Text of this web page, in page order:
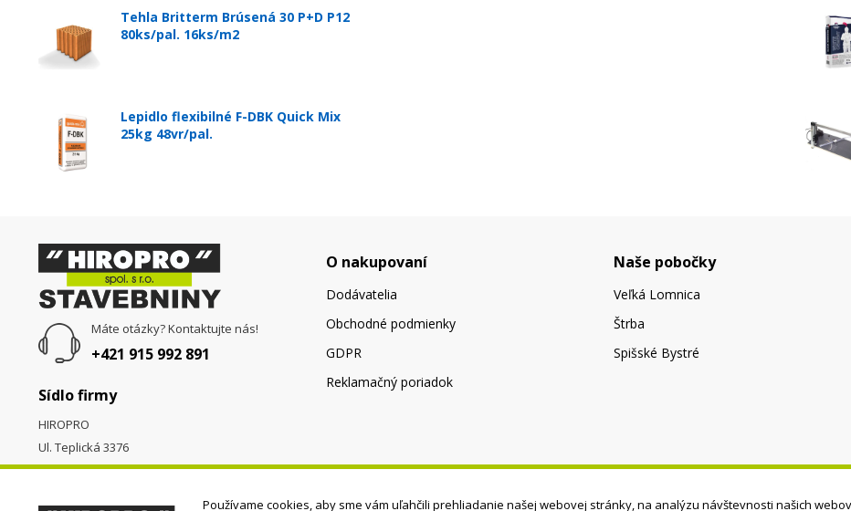
Tehla Britterm Brúsená 30 P+D P12
80ks/pal. 16ks/m2
Lepidlo flexibilné F-DBK Quick Mix
25kg 48vr/pal.
Máte otázky? Kontaktujte nás!
+421 915 992 891
Sídlo firmy
HIROPRO
Ul. Teplická 3376
058 01Poprad
O nakupovaní
Dodávatelia
Obchodné podmienky
GDPR
Reklamačný poriadok
Naše pobočky
Veľká Lomnica
Štrba
Spišské Bystré
Používame cookies, aby sme vám uľahčili prehliadanie našej webovej stránky, na analýzu návštevnosti našich